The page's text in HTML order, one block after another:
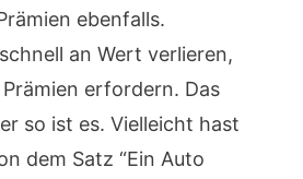
ebenfalls.
an Wert verlieren,
erfordern. Das
so ist es. Vielleicht hast
dem Satz “Ein Auto